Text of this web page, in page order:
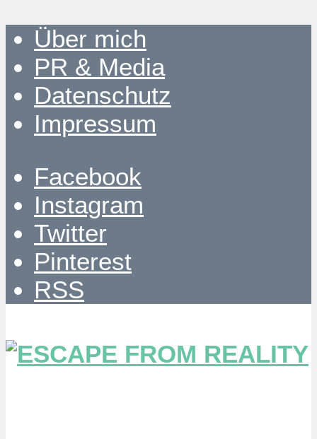
Über mich
PR & Media
Datenschutz
Impressum
Facebook
Instagram
Twitter
Pinterest
RSS